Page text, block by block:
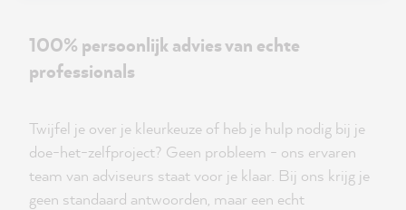
100% persoonlijk advies van echte
professionals
Twijfel je over je kleurkeuze of heb je hulp nodig bij je
doe-het-zelfproject? Geen probleem - ons ervaren
team van adviseurs staat voor je klaar. Bij ons krijg je
geen standaard antwoorden, maar een echt